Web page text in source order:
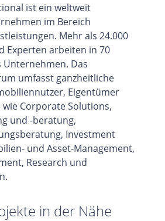
ist ein weltweit
im Bereich
Mehr als 24.000
Experten arbeiten in 70
Unternehmen. Das
umfasst ganzheitliche
Eigentümer
Corporate Solutions,
und -beratung,
Investment
und Asset-Management,
Research und
in der Nähe